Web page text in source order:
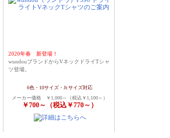
2020年春 新登場！
wundouブランドからVネックドライTシャ
ツ登場。
6色・10サイズ・Jr.サイズ対応
メーカー価格 ￥1,000～（税込￥1,100～）
￥700～（税込￥770～）